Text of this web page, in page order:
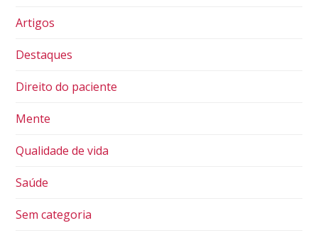
Artigos
Destaques
Direito do paciente
Mente
Qualidade de vida
Saúde
Sem categoria